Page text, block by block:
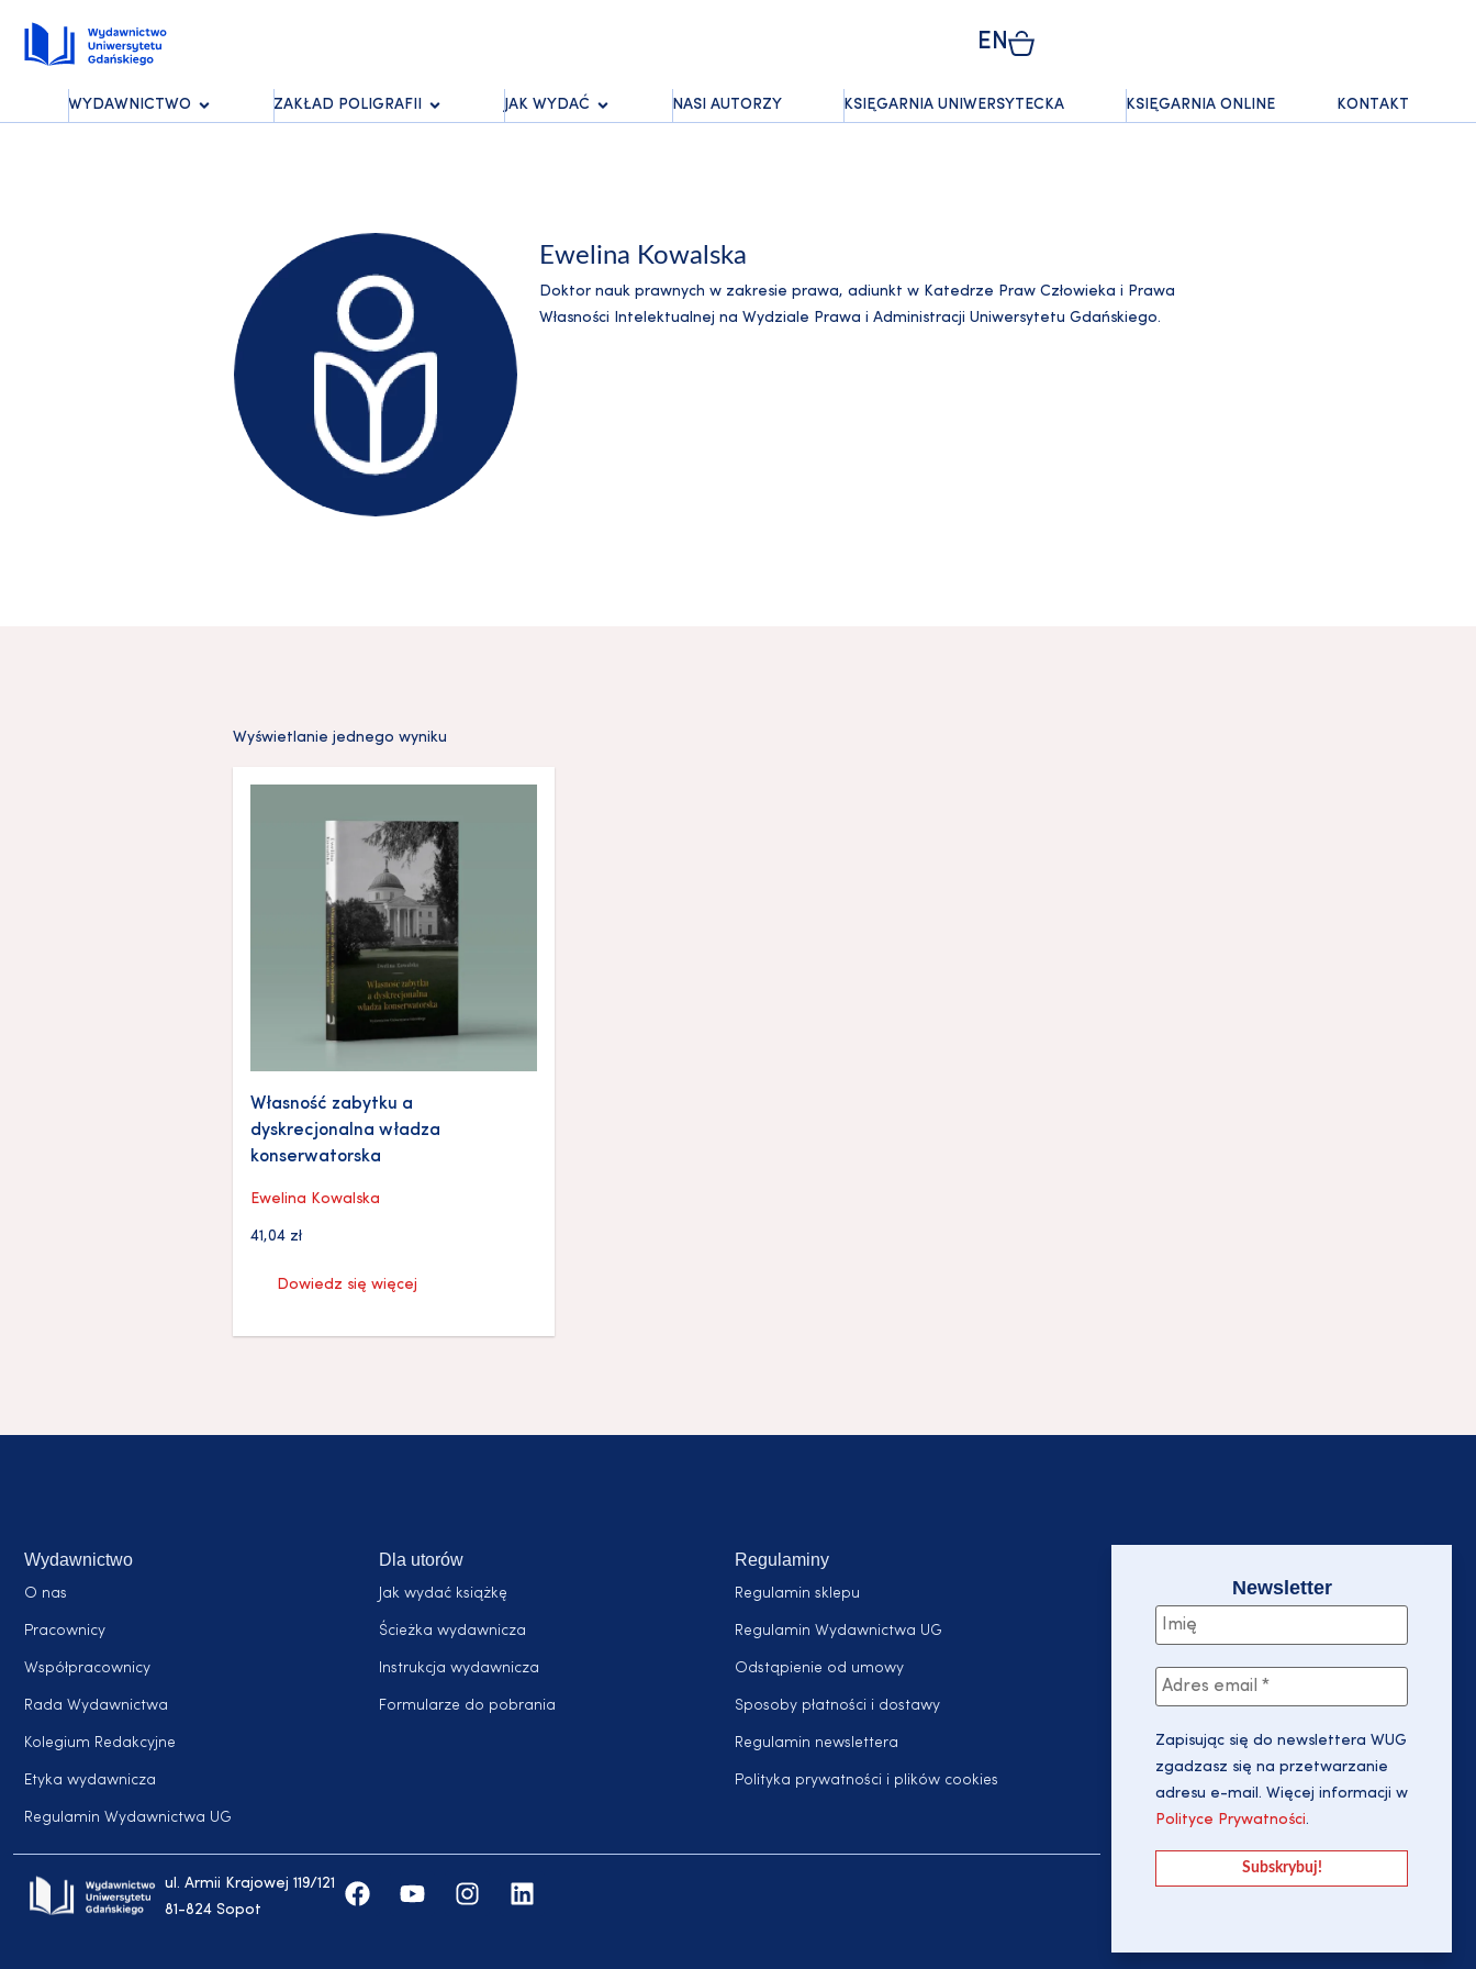
EN
WYDAWNICTWO ZAKŁAD POLIGRAFII JAK WYDAĆ NASI AUTORZY KSIĘGARNIA UNIWERSYTECKA KSIĘGARNIA ONLINE KONTAKT
Ewelina Kowalska
Doktor nauk prawnych w zakresie prawa, adiunkt w Katedrze Praw Człowieka i Prawa
Własności Intelektualnej na Wydziale Prawa i Administracji Uniwersytetu Gdańskiego.
Wyświetlanie jednego wyniku
Własność zabytku a
dyskrecjonalna władza
konserwatorska
Ewelina Kowalska
41,04 zł
Dowiedz się więcej
Wydawnictwo
O nas
Pracownicy
Współpracownicy
Rada Wydawnictwa
Kolegium Redakcyjne
Etyka wydawnicza
Regulamin Wydawnictwa UG
Dla utorów
Jak wydać książkę
Ścieżka wydawnicza
Instrukcja wydawnicza
Formularze do pobrania
Regulaminy
Regulamin sklepu
Regulamin Wydawnictwa UG
Odstąpienie od umowy
Sposoby płatności i dostawy
Regulamin newslettera
Polityka prywatności i plików cookies
ul. Armii Krajowej 119/121
81-824 Sopot
Newsletter
Zapisując się do newslettera WUG
zgadzasz się na przetwarzanie
adresu e-mail. Więcej informacji w
Polityce Prywatności.